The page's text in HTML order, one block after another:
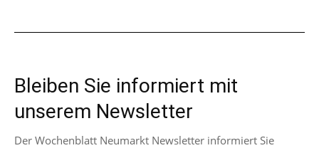
Bleiben Sie informiert mit
unserem Newsletter
Der Wochenblatt Neumarkt Newsletter informiert Sie